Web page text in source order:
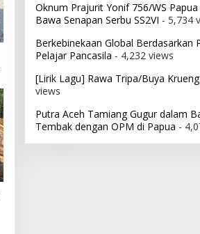
Oknum Prajurit Yonif 756/WS
Bawa Senapan Serbu SS2VI - 5,734
Berkebinekaan Global Berdasarkan
Pelajar Pancasila - 4,232 views
[Lirik Lagu] Rawa Tripa/Buya Krueng
views
Putra Aceh Tamiang Gugur dalam
Tembak dengan OPM di Papua -